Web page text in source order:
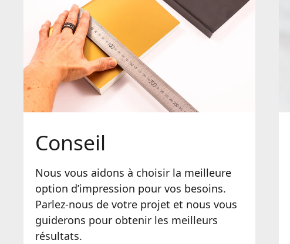
Conseil
Nous vous aidons à choisir la meilleure
option d’impression pour vos besoins.
Parlez-nous de votre projet et nous vous
guiderons pour obtenir les meilleurs
résultats.